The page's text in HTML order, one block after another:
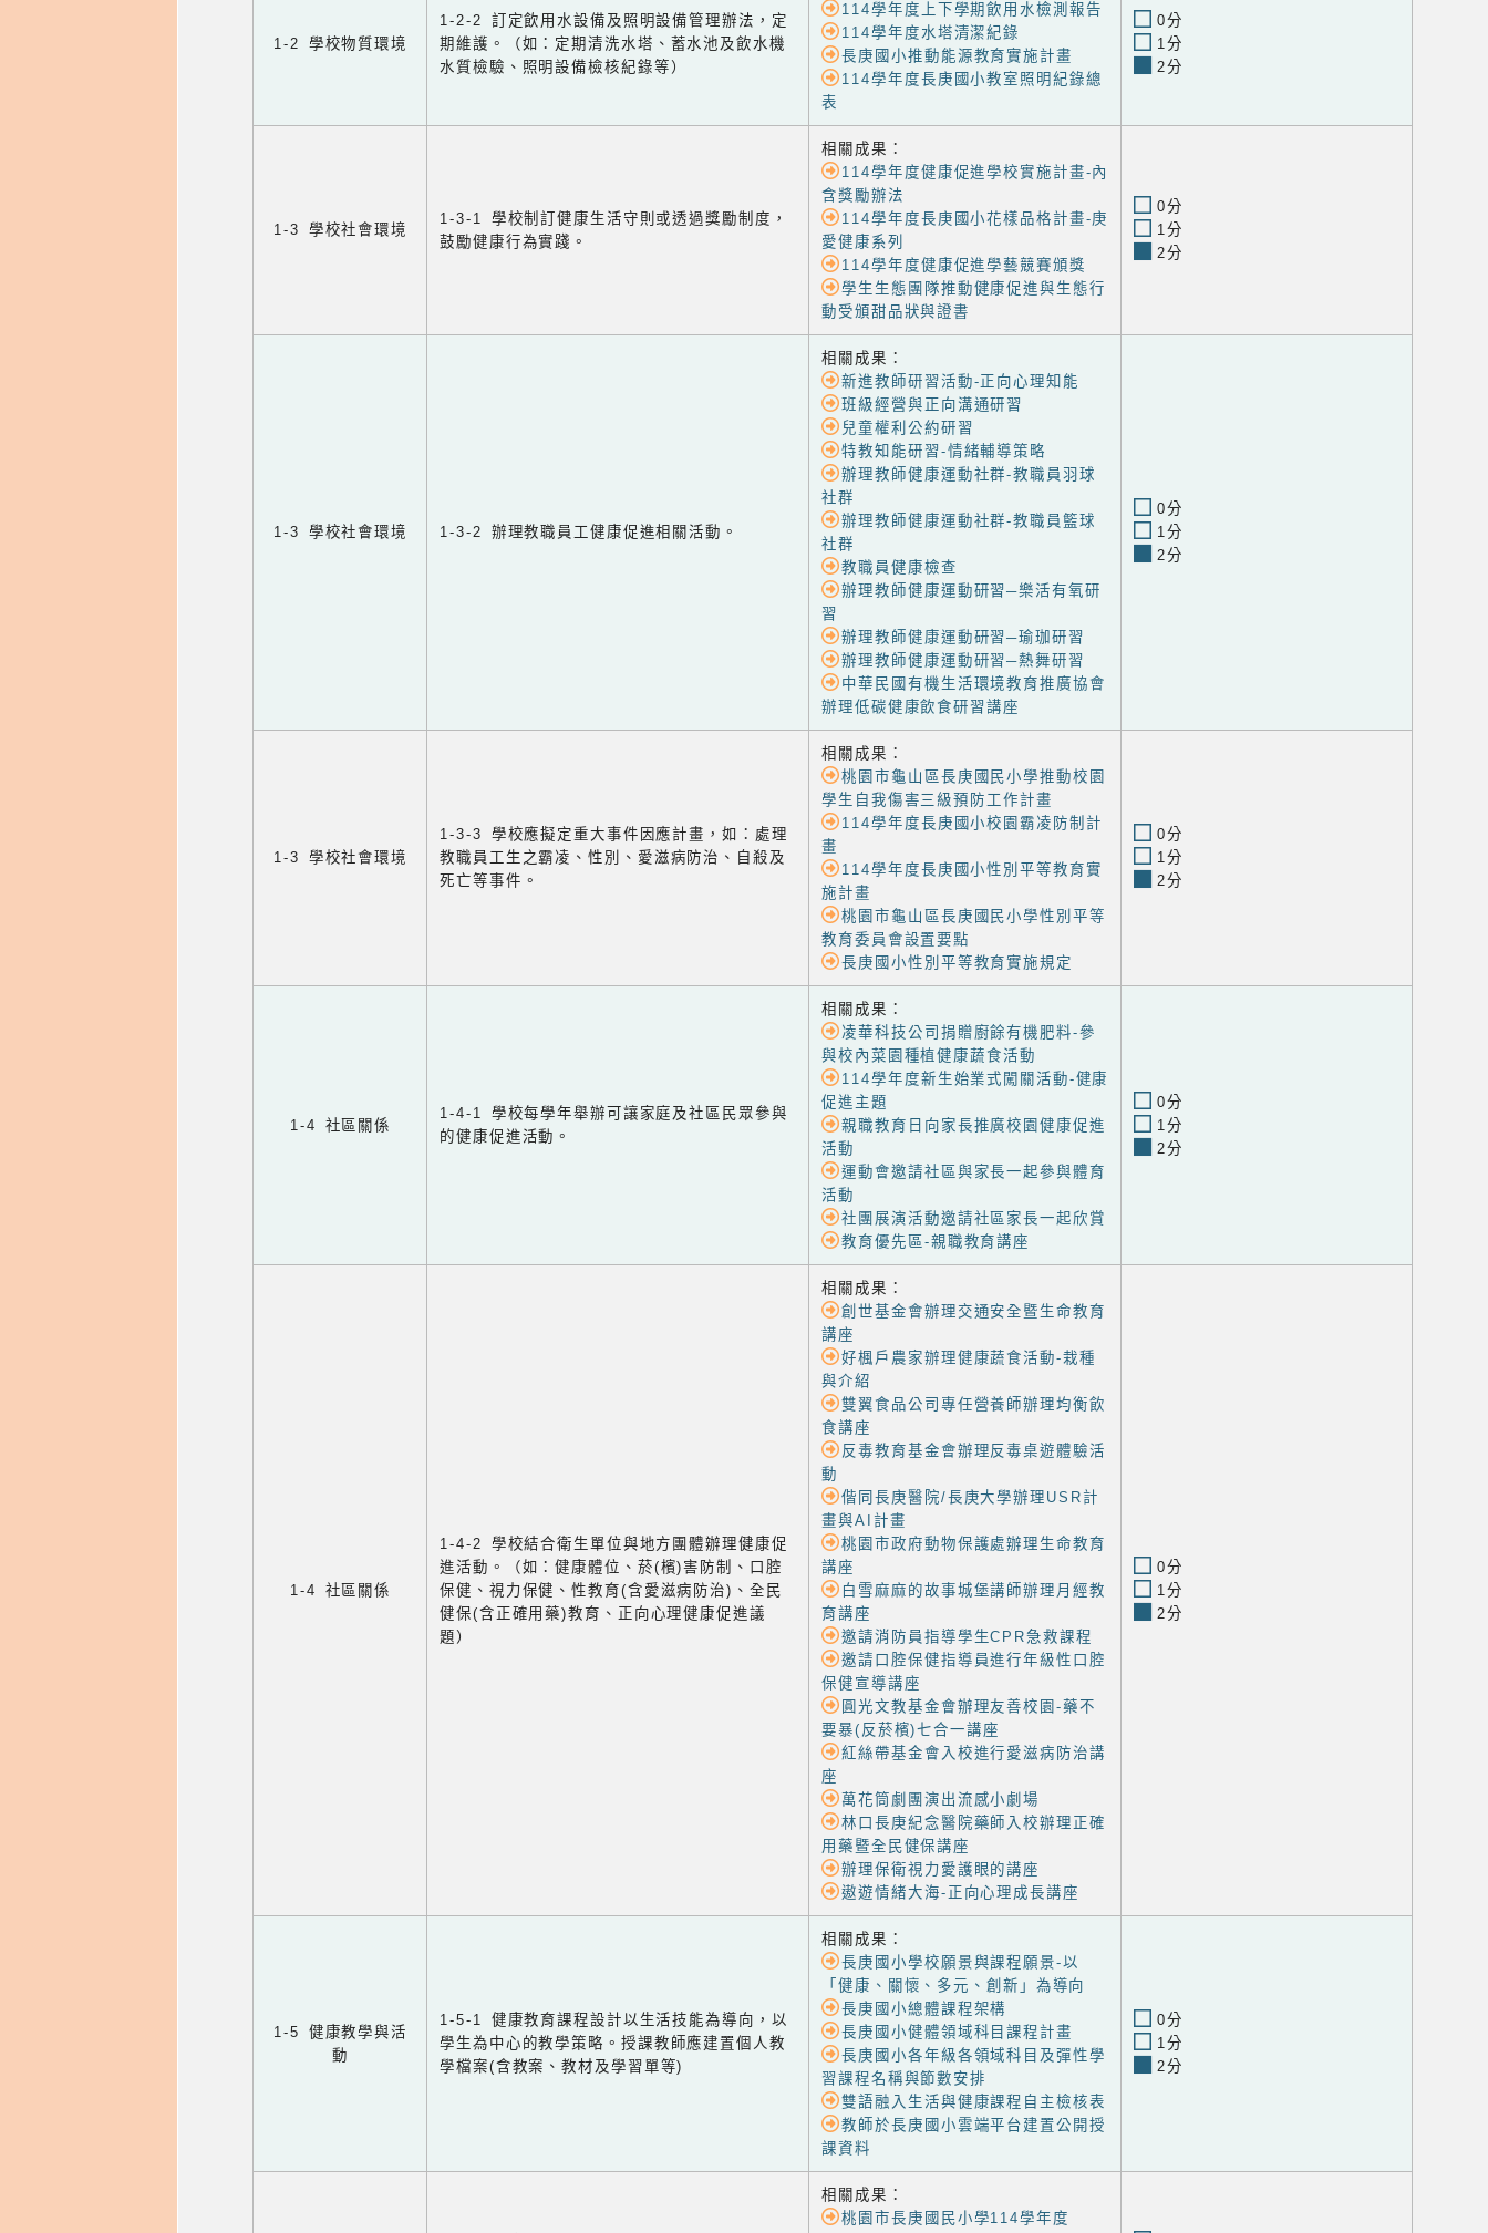
1-2 學校物質環境
1-2-2 訂定飲用水設備及照明設備管理辦法，定
期維護。（如：定期清洗水塔、蓄水池及飲水機
水質檢驗、照明設備檢核紀錄等）
114學年度上下學期飲用水檢測報告
114學年度水塔清潔紀錄
長庚國小推動能源教育實施計畫
114學年度長庚國小教室照明紀錄總
表
0分
1分
2分
1-3 學校社會環境
1-3-1 學校制訂健康生活守則或透過獎勵制度，
鼓勵健康行為實踐。
相關成果：
114學年度健康促進學校實施計畫-內
含獎勵辦法
114學年度長庚國小花樣品格計畫-庚
愛健康系列
114學年度健康促進學藝競賽頒獎
學生生態團隊推動健康促進與生態行
動受頒甜品狀與證書
0分
1分
2分
1-3 學校社會環境 1-3-2 辦理教職員工健康促進相關活動。
相關成果：
新進教師研習活動-正向心理知能
班級經營與正向溝通研習
兒童權利公約研習
特教知能研習-情緒輔導策略
辦理教師健康運動社群-教職員羽球
社群
辦理教師健康運動社群-教職員籃球
社群
教職員健康檢查
辦理教師健康運動研習─樂活有氧研
習
辦理教師健康運動研習─瑜珈研習
辦理教師健康運動研習─熱舞研習
中華民國有機生活環境教育推廣協會
辦理低碳健康飲食研習講座
0分
1分
2分
1-3 學校社會環境
1-3-3 學校應擬定重大事件因應計畫，如：處理
教職員工生之霸凌、性別、愛滋病防治、自殺及
死亡等事件。
相關成果：
桃園市龜山區長庚國民小學推動校園
學生自我傷害三級預防工作計畫
114學年度長庚國小校園霸凌防制計
畫
114學年度長庚國小性別平等教育實
施計畫
桃園市龜山區長庚國民小學性別平等
教育委員會設置要點
長庚國小性別平等教育實施規定
0分
1分
2分
1-4 社區關係
1-4-1 學校每學年舉辦可讓家庭及社區民眾參與
的健康促進活動。
相關成果：
凌華科技公司捐贈廚餘有機肥料-參
與校內菜園種植健康蔬食活動
114學年度新生始業式闖關活動-健康
促進主題
親職教育日向家長推廣校園健康促進
活動
運動會邀請社區與家長一起參與體育
活動
社團展演活動邀請社區家長一起欣賞
教育優先區-親職教育講座
0分
1分
2分
1-4 社區關係
1-4-2 學校結合衛生單位與地方團體辦理健康促
進活動。（如：健康體位、菸(檳)害防制、口腔
保健、視力保健、性教育(含愛滋病防治)、全民
健保(含正確用藥)教育、正向心理健康促進議
題）
相關成果：
創世基金會辦理交通安全暨生命教育
講座
好楓戶農家辦理健康蔬食活動-栽種
與介紹
雙翼食品公司專任營養師辦理均衡飲
食講座
反毒教育基金會辦理反毒桌遊體驗活
動
偕同長庚醫院/長庚大學辦理USR計
畫與AI計畫
桃園市政府動物保護處辦理生命教育
講座
白雪麻麻的故事城堡講師辦理月經教
育講座
邀請消防員指導學生CPR急救課程
邀請口腔保健指導員進行年級性口腔
保健宣導講座
圓光文教基金會辦理友善校園-藥不
要暴(反菸檳)七合一講座
紅絲帶基金會入校進行愛滋病防治講
座
萬花筒劇團演出流感小劇場
林口長庚紀念醫院藥師入校辦理正確
用藥暨全民健保講座
辦理保衛視力愛護眼的講座
遨遊情緒大海-正向心理成長講座
0分
1分
2分
1-5 健康教學與活
動
1-5-1 健康教育課程設計以生活技能為導向，以
學生為中心的教學策略。授課教師應建置個人教
學檔案(含教案、教材及學習單等)
相關成果：
長庚國小學校願景與課程願景-以
「健康、關懷、多元、創新」為導向
長庚國小總體課程架構
長庚國小健體領域科目課程計畫
長庚國小各年級各領域科目及彈性學
習課程名稱與節數安排
雙語融入生活與健康課程自主檢核表
教師於長庚國小雲端平台建置公開授
課資料
0分
1分
2分
相關成果：
桃園市長庚國民小學114學年度